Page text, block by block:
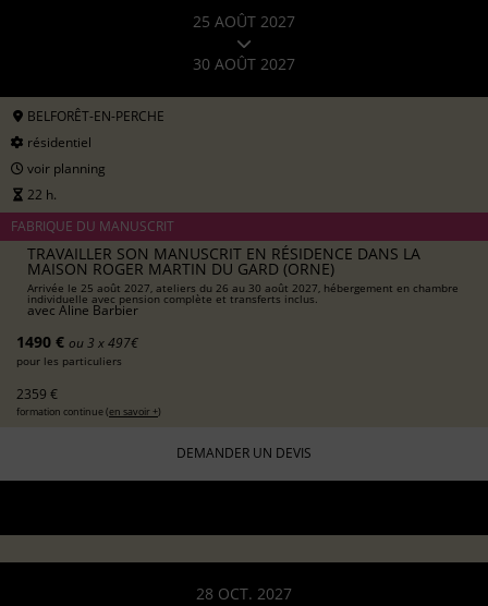
25 AOÛT 2027
30 AOÛT 2027
BELFORÊT-EN-PERCHE
résidentiel
voir planning
22 h.
FABRIQUE DU MANUSCRIT
TRAVAILLER SON MANUSCRIT EN RÉSIDENCE DANS LA
MAISON ROGER MARTIN DU GARD (ORNE)
Arrivée le 25 août 2027, ateliers du 26 au 30 août 2027, hébergement en chambre
individuelle avec pension complète et transferts inclus.
avec Aline Barbier
1490 € ou 3 x 497€
pour les particuliers
2359 €
formation continue (en savoir +)
DEMANDER UN DEVIS
28 OCT. 2027